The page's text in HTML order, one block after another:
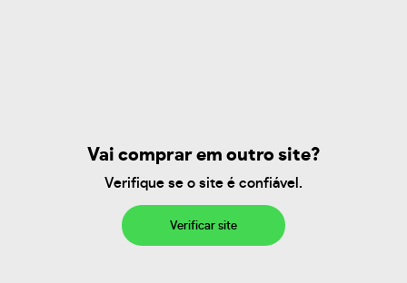
Vai comprar em outro site?
Verifique se o site é confiável.
Verificar site